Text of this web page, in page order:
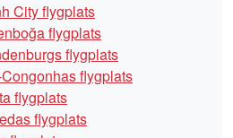
City flygplats
flygplats
flygplats
flygplats
flygplats
flygplats